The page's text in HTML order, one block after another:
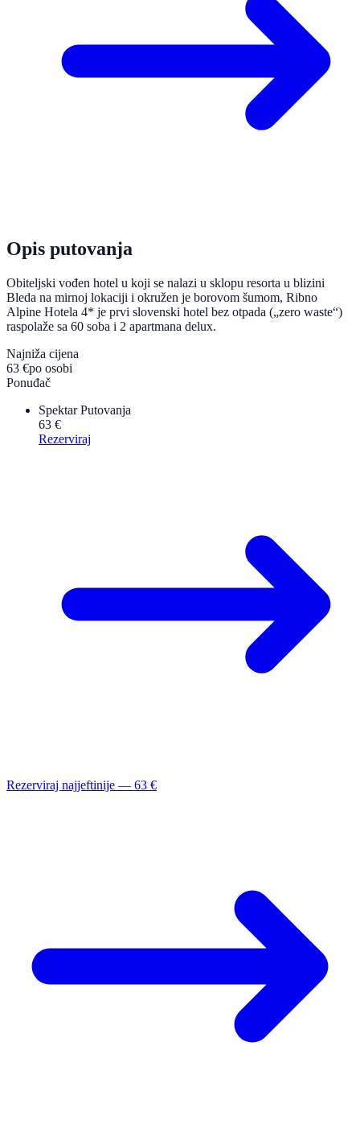
Opis putovanja
Obiteljski vođen hotel u koji se nalazi u sklopu resorta u blizini
Bleda na mirnoj lokaciji i okružen je borovom šumom, Ribno
Alpine Hotela 4* je prvi slovenski hotel bez otpada („zero waste“)
raspolaže sa 60 soba i 2 apartmana delux.
Najniža cijena
63 €po osobi
Ponuđač
Spektar Putovanja
63 €
Rezerviraj
Rezerviraj najjeftinije — 63 €